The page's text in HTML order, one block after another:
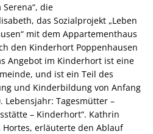
Serena“, die
das Sozialprojekt „Leben
mit dem Appartementhaus
den Kinderhort Poppenhausen
Angebot im Kinderhort ist eine
und ist ein Teil des
und Kinderbildung von Anfang
Lebensjahr: Tagesmütter –
– Kinderhort“. Kathrin
erläuterte den Ablauf